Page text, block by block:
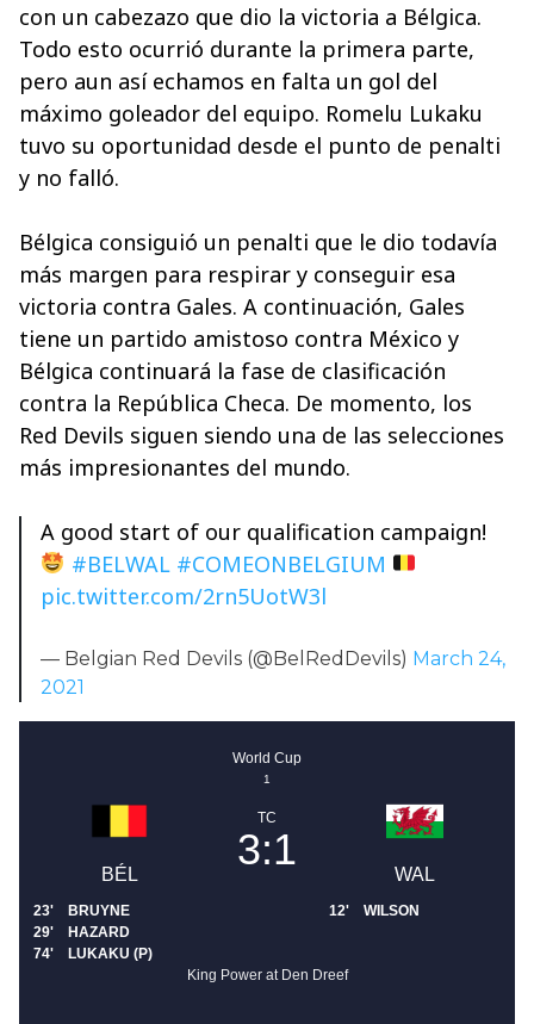
con un cabezazo que dio la victoria a Bélgica.
Todo esto ocurrió durante la primera parte,
pero aun así echamos en falta un gol del
máximo goleador del equipo. Romelu Lukaku
tuvo su oportunidad desde el punto de penalti
y no falló.
Bélgica consiguió un penalti que le dio todavía
más margen para respirar y conseguir esa
victoria contra Gales. A continuación, Gales
tiene un partido amistoso contra México y
Bélgica continuará la fase de clasificación
contra la República Checa. De momento, los
Red Devils siguen siendo una de las selecciones
más impresionantes del mundo.
A good start of our qualification campaign!
#BELWAL #COMEONBELGIUM
pic.twitter.com/2rn5UotW3l
— Belgian Red Devils (@BelRedDevils) March 24,
2021